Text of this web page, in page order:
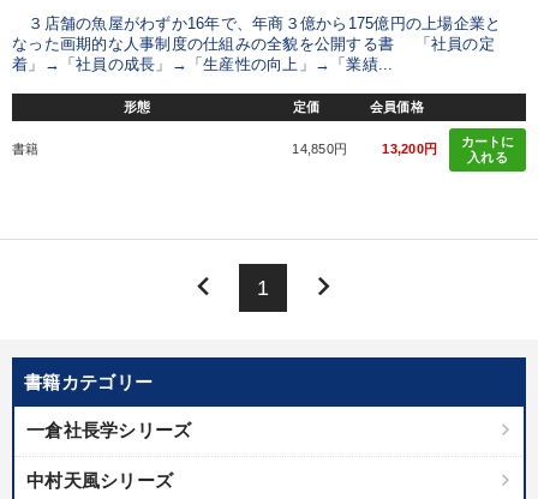
書籍カテゴリー
一倉社長学シリーズ
中村天風シリーズ
３店舗の魚屋がわずか16年で、年商３億から175億円の上場企業と
なった画期的な人事制度の仕組みの全貌を公開する書 「社員の定
着」→「社員の成長」→「生産性の向上」→「業績...
形態 定価 会員価格
書籍 14,850円 13,200円
カートに
入れる
keyboard_arrow_left 1 keyboard_arrow_right